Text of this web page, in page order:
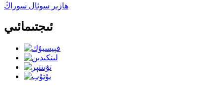
ھازىر سوئال سوراڭ
ئىجتىمائىي